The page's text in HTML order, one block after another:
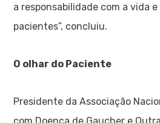
a responsabilidade com a vida
pacientes”, concluiu.
O olhar do Paciente
Presidente da Associação